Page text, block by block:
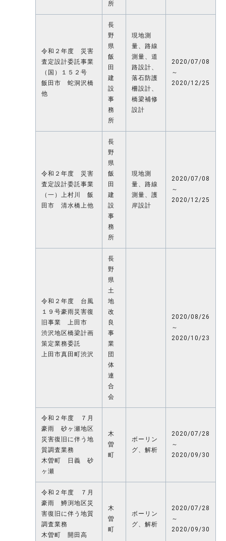
所
令和２年度 災害
査定設計委託事業
（国）１５２号
飯田市 蛇洞沢橋
他
長
野
県
飯
田
建
設
事
務
所
現地測
量、路線
測量、道
路設計、
落石防護
柵設計、
橋梁補修
設計
2020/07/08
～
2020/12/25
令和２年度 災害
査定設計委託事業
（一）上村川 飯
田市 清水橋上他
長
野
県
飯
田
建
設
事
務
所
現地測
量、路線
測量、護
岸設計
2020/07/08
～
2020/12/25
令和２年度 台風
１９号豪雨災害復
旧事業 上田市
渋沢地区橋梁計画
策定業務委託
上田市真田町渋沢
長
野
県
土
地
改
良
事
業
団
体
連
合
会
2020/08/26
～
2020/10/23
令和２年度 ７月
豪雨 砂ヶ瀬地区
災害復旧に伴う地
質調査業務
木曽町 日義 砂
ヶ瀬
木
曽
町
ボーリン
グ、解析
2020/07/28
～
2020/09/30
令和２年度 ７月
豪雨 鱒渕地区災
害復旧に伴う地質
調査業務
木曽町 開田高
木
曽
町
ボーリン
グ、解析
2020/07/28
～
2020/09/30